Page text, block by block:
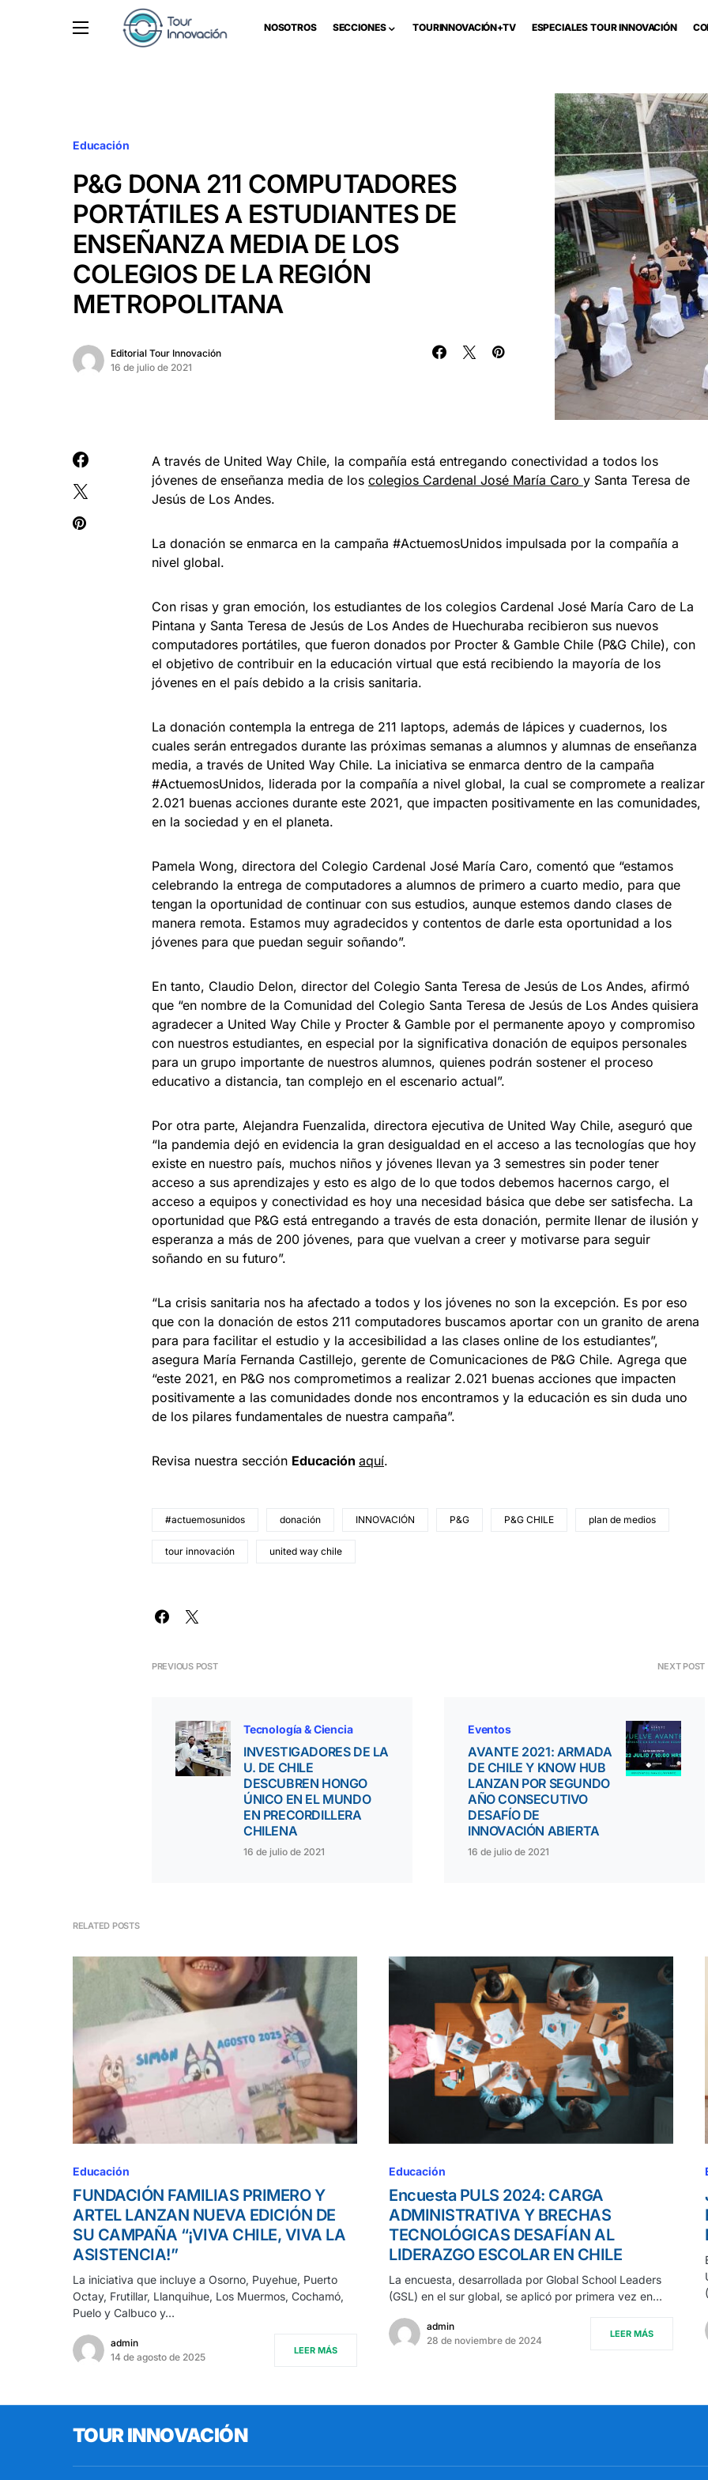
NOSOTROS SECCIONES TOURINNOVACIÓN+TV ESPECIALES TOUR INNOVACIÓN
Educación
P&G DONA 211 COMPUTADORES
PORTÁTILES A ESTUDIANTES DE
ENSEÑANZA MEDIA DE LOS
COLEGIOS DE LA REGIÓN
METROPOLITANA
Editorial Tour Innovación
16 de julio de 2021
A través de United Way Chile, la compañía está entregando conectividad a todos los
jóvenes de enseñanza media de los colegios Cardenal José María Caro y Santa Teresa de
Jesús de Los Andes.
La donación se enmarca en la campaña #ActuemosUnidos impulsada por la compañía a
nivel global.
Con risas y gran emoción, los estudiantes de los colegios Cardenal José María Caro de La
Pintana y Santa Teresa de Jesús de Los Andes de Huechuraba recibieron sus nuevos
computadores portátiles, que fueron donados por Procter & Gamble Chile (P&G Chile), con
el objetivo de contribuir en la educación virtual que está recibiendo la mayoría de los
jóvenes en el país debido a la crisis sanitaria.
La donación contempla la entrega de 211 laptops, además de lápices y cuadernos, los
cuales serán entregados durante las próximas semanas a alumnos y alumnas de enseñanza
media, a través de United Way Chile. La iniciativa se enmarca dentro de la campaña
#ActuemosUnidos, liderada por la compañía a nivel global, la cual se compromete a realizar
2.021 buenas acciones durante este 2021, que impacten positivamente en las comunidades,
en la sociedad y en el planeta.
Pamela Wong, directora del Colegio Cardenal José María Caro, comentó que “estamos
celebrando la entrega de computadores a alumnos de primero a cuarto medio, para que
tengan la oportunidad de continuar con sus estudios, aunque estemos dando clases de
manera remota. Estamos muy agradecidos y contentos de darle esta oportunidad a los
jóvenes para que puedan seguir soñando”.
En tanto, Claudio Delon, director del Colegio Santa Teresa de Jesús de Los Andes, afirmó
que “en nombre de la Comunidad del Colegio Santa Teresa de Jesús de Los Andes quisiera
agradecer a United Way Chile y Procter & Gamble por el permanente apoyo y compromiso
con nuestros estudiantes, en especial por la significativa donación de equipos personales
para un grupo importante de nuestros alumnos, quienes podrán sostener el proceso
educativo a distancia, tan complejo en el escenario actual”.
Por otra parte, Alejandra Fuenzalida, directora ejecutiva de United Way Chile, aseguró que
“la pandemia dejó en evidencia la gran desigualdad en el acceso a las tecnologías que hoy
existe en nuestro país, muchos niños y jóvenes llevan ya 3 semestres sin poder tener
acceso a sus aprendizajes y esto es algo de lo que todos debemos hacernos cargo, el
acceso a equipos y conectividad es hoy una necesidad básica que debe ser satisfecha. La
oportunidad que P&G está entregando a través de esta donación, permite llenar de ilusión y
esperanza a más de 200 jóvenes, para que vuelvan a creer y motivarse para seguir
soñando en su futuro”.
“La crisis sanitaria nos ha afectado a todos y los jóvenes no son la excepción. Es por eso
que con la donación de estos 211 computadores buscamos aportar con un granito de arena
para para facilitar el estudio y la accesibilidad a las clases online de los estudiantes”,
asegura María Fernanda Castillejo, gerente de Comunicaciones de P&G Chile. Agrega que
“este 2021, en P&G nos comprometimos a realizar 2.021 buenas acciones que impacten
positivamente a las comunidades donde nos encontramos y la educación es sin duda uno
de los pilares fundamentales de nuestra campaña”.
Revisa nuestra sección Educación aquí.
#actuemosunidos donación INNOVACIÓN P&G P&G CHILE plan de medios
tour innovación united way chile
PREVIOUS POST
Tecnología & Ciencia
INVESTIGADORES DE LA
U. DE CHILE
DESCUBREN HONGO
ÚNICO EN EL MUNDO
EN PRECORDILLERA
CHILENA
16 de julio de 2021
NEXT POST
Eventos
AVANTE 2021: ARMADA
DE CHILE Y KNOW HUB
LANZAN POR SEGUNDO
AÑO CONSECUTIVO
DESAFÍO DE
INNOVACIÓN ABIERTA
16 de julio de 2021
RELATED POSTS
Educación
FUNDACIÓN FAMILIAS PRIMERO Y
ARTEL LANZAN NUEVA EDICIÓN DE
SU CAMPAÑA “¡VIVA CHILE, VIVA LA
ASISTENCIA!”
La iniciativa que incluye a Osorno, Puyehue, Puerto
Octay, Frutillar, Llanquihue, Los Muermos, Cochamó,
Puelo y Calbuco y…
admin
14 de agosto de 2025
LEER MÁS
Educación
Encuesta PULS 2024: CARGA
ADMINISTRATIVA Y BRECHAS
TECNOLÓGICAS DESAFÍAN AL
LIDERAZGO ESCOLAR EN CHILE
La encuesta, desarrollada por Global School Leaders
(GSL) en el sur global, se aplicó por primera vez en…
admin
28 de noviembre de 2024
LEER MÁS
TOUR INNOVACIÓN